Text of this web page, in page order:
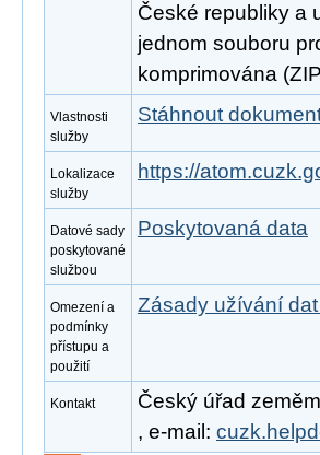
České republiky a
jednom souboru
komprimována
Vlastnosti
služby
Stáhnout
Lokalizace
služby
https://
Datové sady
poskytované
službou
Poskytovaná data
Omezení a
podmínky
přístupu a
použití
Zásady užívání
Kontakt
Český úřad
, e-mail: